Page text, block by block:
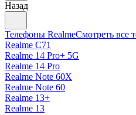
Назад
Телефоны RealmeСмотреть все
Realme C71
Realme 14 Pro+ 5G
Realme 14 Pro
Realme Note 60X
Realme Note 60
Realme 13+
Realme 13